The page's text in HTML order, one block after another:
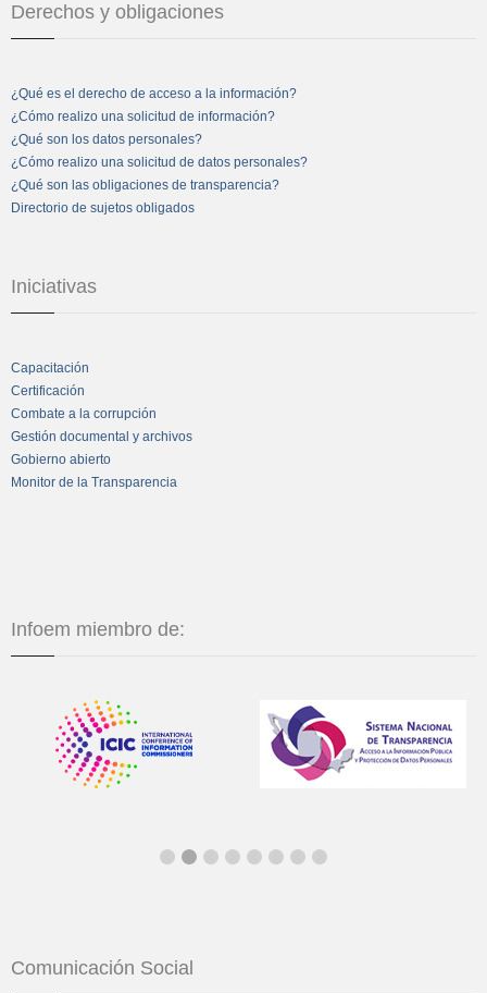
Derechos y obligaciones
¿Qué es el derecho de acceso a la información?
¿Cómo realizo una solicitud de información?
¿Qué son los datos personales?
¿Cómo realizo una solicitud de datos personales?
¿Qué son las obligaciones de transparencia?
Directorio de sujetos obligados
Iniciativas
Capacitación
Certificación
Combate a la corrupción
Gestión documental y archivos
Gobierno abierto
Monitor de la Transparencia
Infoem miembro de:
Comunicación Social